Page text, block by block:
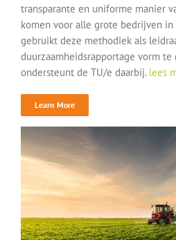
transparante en uniforme manier
komen voor alle grote bedrijven in
gebruikt deze methodiek als
duurzaamheidsrapportage vorm te
ondersteunt de TU/e daarbij. lees
Learn More